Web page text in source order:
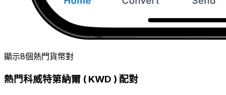
顯示8個熱門貨幣對
熱門科威特第納爾 ( KWD ) 配對